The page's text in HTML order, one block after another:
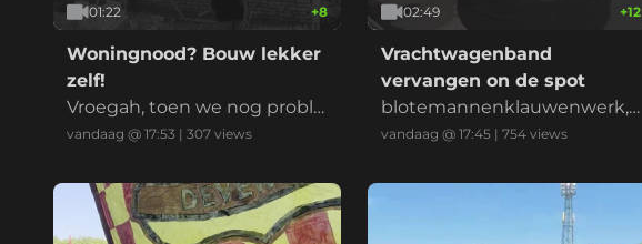
01:22 +8
Woningnood? Bouw lekker
zelf!
Vroegah, toen we nog proble
men oplosten met de hand
vandaag @ 17:53 | 307 views
02:49 +12
Vrachtwagenband
vervangen on de spot
blotemannenklauwenwerk,
met handschoenen
vandaag @ 17:45| 754views